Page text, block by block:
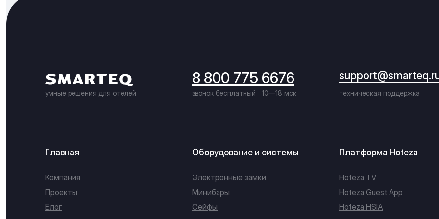
умные решения для отелей
Главная
Компания
Проекты
Блог
Оборудование и системы
Электронные замки
Минибары
Сейфы
Платформа Hoteza
Hoteza TV
Hoteza Guest App
Hoteza HSIA
8 800 775 6676
звонок бесплатный 10—18 мск техническая поддержка